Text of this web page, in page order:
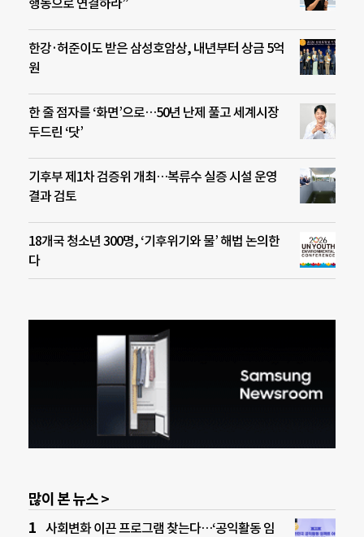
행동으로 연결하라”
한강·허준이도 받은 삼성호암상, 내년부터 상금 5억
원
한 줄 점자를 ‘화면’으로…50년 난제 풀고 세계시장
두드린 ‘닷’
기후부 제1차 검증위 개최…복류수 실증 시설 운영
결과 검토
18개국 청소년 300명, ‘기후위기와 물’ 해법 논의한
다
많이 본 뉴스 >
사회변화 이끈 프로그램 찾는다…‘공익활동 임